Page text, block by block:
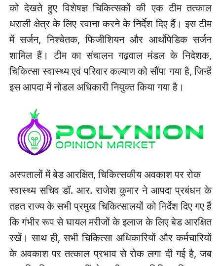
को देखते हुए विशेषज्ञ चिकित्सकों की एक टीम तत्काल
धराली क्षेत्र के लिए रवाना करने के निर्देश दिए हैं। इस टीम
में सर्जन, निश्चेतक, फिजीशियन और आर्थोपेडिक सर्जन
शामिल हैं। टीम का संचालन गढ़वाल मंडल के निदेशक,
चिकित्सा स्वास्थ्य एवं परिवार कल्याण को सौंपा गया है, जिन्हें
इस आपदा में नोडल अधिकारी नियुक्त किया गया है।
अस्पतालों में बेड आरक्षित, चिकित्सकीय अवकाश पर रोक
स्वास्थ्य सचिव डॉ. आर. राजेश कुमार ने आपदा प्रबंधन के
तहत राज्य के सभी प्रमुख चिकित्सालयों को निर्देश दिए गए हैं
कि गंभीर रूप से घायल मरीजों के इलाज के लिए बेड आरक्षित
रखें। साथ ही, सभी चिकित्सा अधिकारियों और कर्मचारियों
के अवकाश पर तत्काल प्रभाव से रोक लगा दी गई है, जब